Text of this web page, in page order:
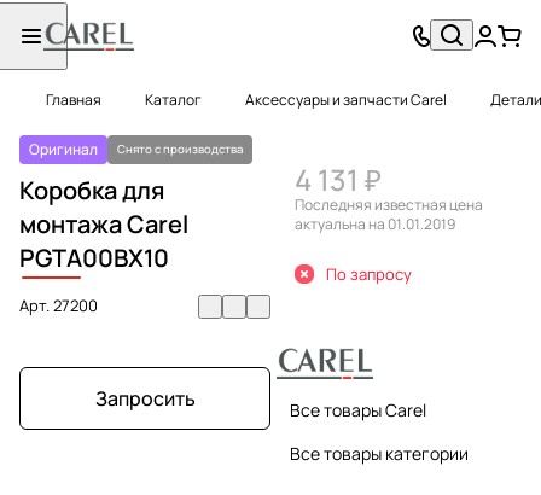
Главная Каталог Аксессуары и запчасти Carel
Оригинал Снято с производства
Коробка для
монтажа Carel
PGTA00BX10
Арт.27200
Запросить
4 131 ₽
Последняя известная цена
актуальна на 01.01.2019
По запросу
Все товары Carel
Все товары категории